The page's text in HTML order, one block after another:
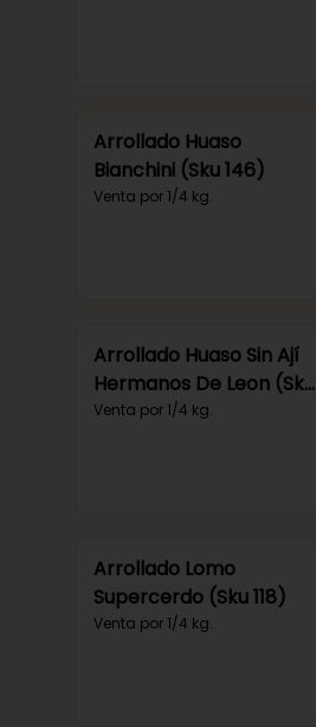
Arrollado Huaso
Bianchini (Sku 146)
Venta por 1/4 kg.
Arrollado Huaso Sin Ají
Hermanos De Leon (Sku
307)
Venta por 1/4 kg.
Arrollado Lomo
Supercerdo (Sku 118)
Venta por 1/4 kg.